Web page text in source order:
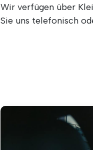
Wir verfügen über
Sie uns telefonisch